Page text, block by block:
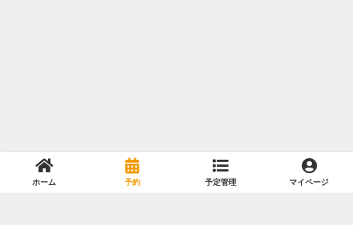
ホーム 予約 予定管理 マイページ